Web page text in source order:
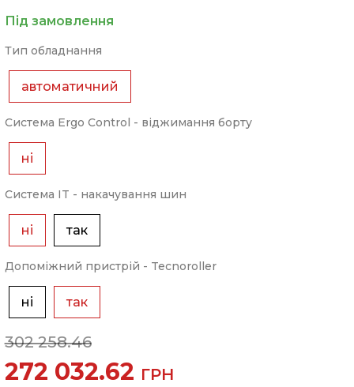
Під замовлення
Тип обладнання
автоматичний
Система Ergo Control - віджимання борту
ні
Система IT - накачування шин
ні так
Допоміжний пристрій - Tecnoroller
ні так
302 258.46
272 032.62 ГРН